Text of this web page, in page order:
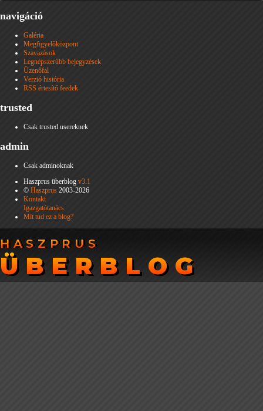
navigáció
Galéria
Megfigyelőközpont
Szavazások
Legnépszerűbb bejegyzések
Üzenőfal
Verzió história
RSS értesítő feedek
trusted
Csak trusted usereknek
admin
Csak adminoknak
Haszprus überblog v3.1
© Haszprus 2003-2026
Kontakt
Igazgatótanács
Mit tud ez a blog?
HASZPRUS
ÜBERBLOG
HASZPRUS
ÜBERBLOG